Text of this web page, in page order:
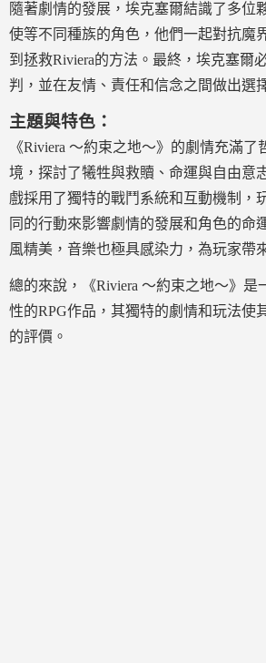
隨著劇情的發展，埃克塞爾結識了多位
使等不同種族的角色，他們一起對抗魔
到拯救Riviera的方法。最終，埃克塞爾
判，並在友情、責任和信念之間做出選
主題與特色：
《Riviera ～約束之地～》的劇情充滿了
境，探討了犧牲與救贖、命運與自由意
戲採用了獨特的戰鬥系統和互動機制，
同的行動來影響劇情的發展和角色的命
風精美，音樂也極具感染力，為玩家帶
總的來說，《Riviera ～約束之地～》是
性的RPG作品，其獨特的劇情和玩法使
的評價。